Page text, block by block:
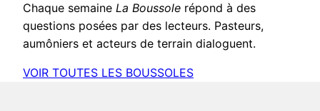
Chaque semaine La Boussole répond à des
questions posées par des lecteurs. Pasteurs,
aumôniers et acteurs de terrain dialoguent.
VOIR TOUTES LES BOUSSOLES